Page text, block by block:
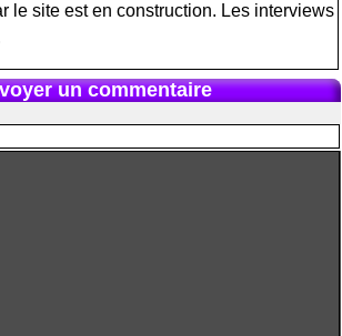
le site est en construction. Les interviews
un commentaire